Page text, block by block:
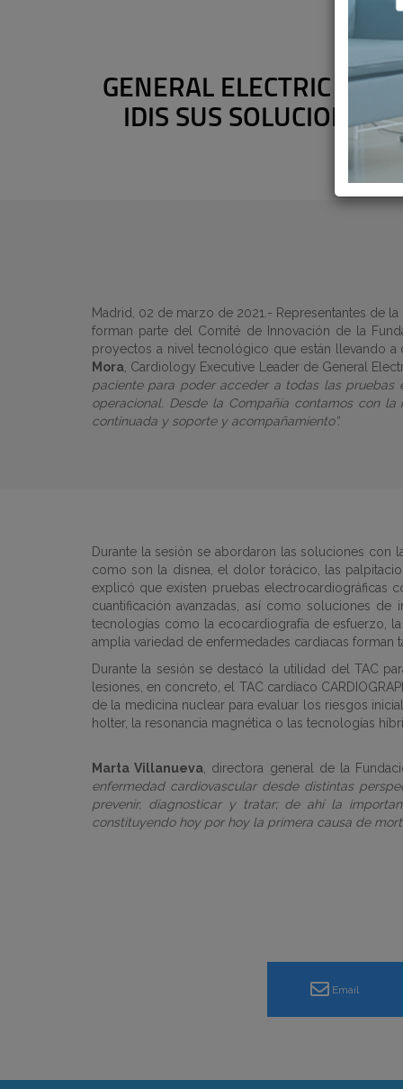
GENERAL ELECTRIC
IDIS SUS SOLUCIONES
Madrid, 02 de marzo de 2021.- Representantes de
forman parte del Comité de Innovación de la
proyectos a nivel tecnológico que están llevando a
Mora , Cardiology Executive Leader de General
paciente para poder acceder a todas las pruebas
operacional. Desde la Compañía contamos con
continuada y soporte y acompañamiento”.
Durante la sesión se abordaron las soluciones con
como son la disnea, el dolor torácico, las
explicó que existen pruebas electrocardiográficas
cuantificación avanzadas, así como soluciones
tecnologías como la ecocardiografía de esfuerzo,
amplia variedad de enfermedades cardiacas forman
Durante la sesión se destacó la utilidad del TAC
lesiones, en concreto, el TAC cardíaco
de la medicina nuclear para evaluar los riesgos
holter, la resonancia magnética o las tecnologías
Marta Villanueva , directora general de la
enfermedad cardiovascular desde distintas
prevenir, diagnosticar y tratar; de ahí la
constituyendo hoy por hoy la primera causa de
Email